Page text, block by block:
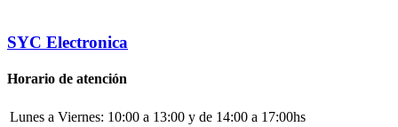
SYC Electronica
Horario de atención
Lunes a Viernes: 10:00 a 13:00 y de 14:00 a 17:00hs